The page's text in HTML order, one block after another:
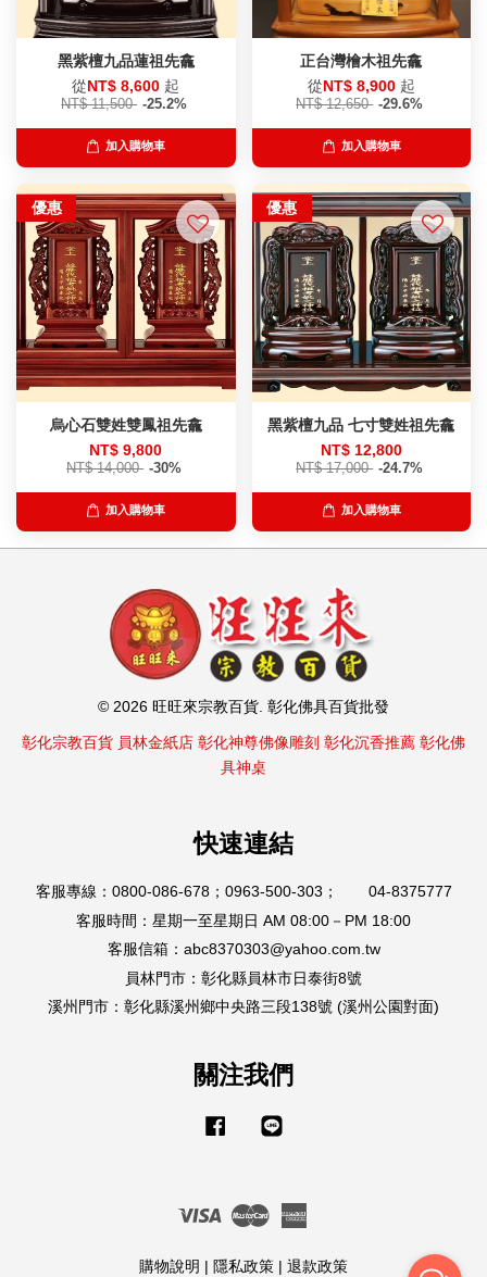
黑紫檀九品蓮祖先龕
從NT$ 8,600 起
NT$ 11,500 -25.2%
加入購物車
正台灣檜木祖先龕
從NT$ 8,900 起
NT$ 12,650 -29.6%
加入購物車
優惠
烏心石雙姓雙鳳祖先龕
NT$ 9,800
NT$ 14,000 -30%
加入購物車
優惠
黑紫檀九品 七寸雙姓祖先龕
NT$ 12,800
NT$ 17,000 -24.7%
加入購物車
© 2026 旺旺來宗教百貨. 彰化佛具百貨批發
彰化宗教百貨 員林金紙店 彰化神尊佛像雕刻 彰化沉香推薦 彰化佛
具神桌
快速連結
客服專線：0800-086-678；0963-500-303； 04-8375777
客服時間：星期一至星期日 AM 08:00－PM 18:00
客服信箱：abc8370303@yahoo.com.tw
員林門市：彰化縣員林市日泰街8號
溪州門市：彰化縣溪州鄉中央路三段138號 (溪州公園對面)
關注我們
Facebook
Visa Master
購物說明
隱私政策 退款政策